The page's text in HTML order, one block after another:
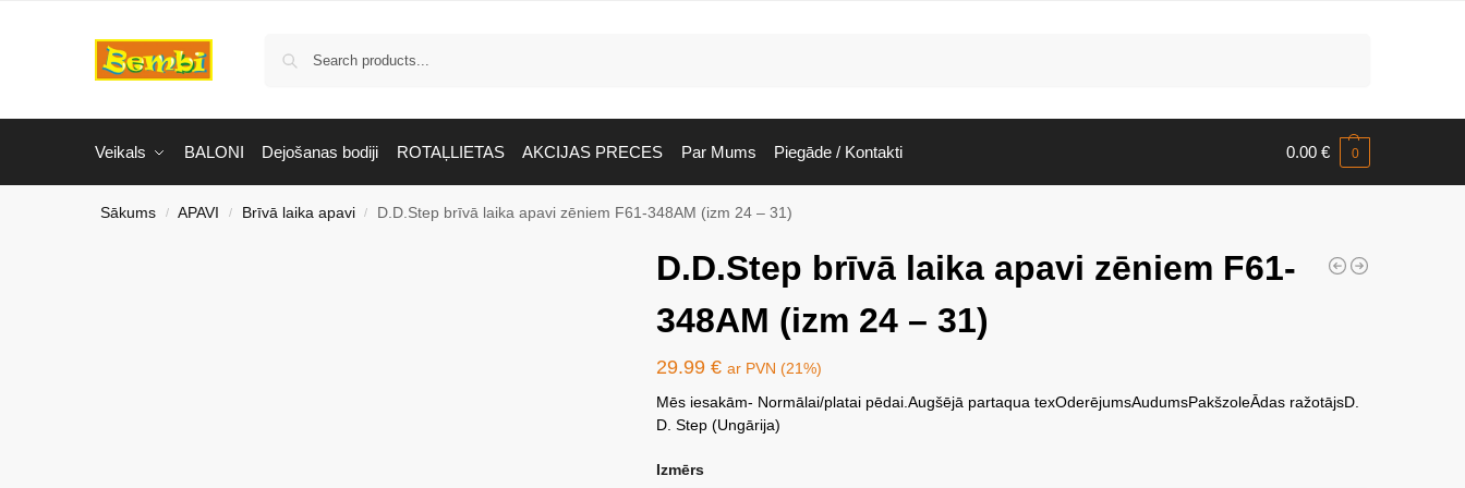
Veikals BALONI Dejošanas bodiji ROTAĻLIETAS AKCIJAS PRECES Par Mums Piegāde / Kontakti 0.00 € 0
Sākums / APAVI / Brīvā laika apavi / D.D.Step brīvā laika apavi zēniem F61-348AM (izm 24 – 31)
D.D.Step brīvā laika apavi zēniem F61-
348AM (izm 24 – 31)
29.99 € ar PVN (21%)
Mēs iesakām- Normālai/platai pēdai.Augšējā partaqua texOderējumsAudumsPakšzoleĀdas ražotājsD.
D. Step (Ungārija)
Izmērs